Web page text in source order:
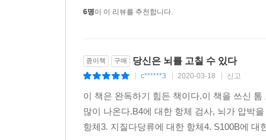
6명이 이 리뷰를 추천합니다.
종이책 구매 당신은 뇌를 고칠 수 있다
c******3 2020-03-18 신고
이 책은 완독하기 힘든 책이다.이 책을 쓰신
많이 나온다.B4에 대한 항체 검사, 뇌가 압박
항체3. 지질다당류에 대한 항체4. S100B에